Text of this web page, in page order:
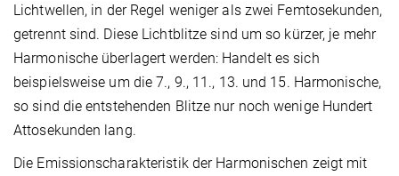
Lichtwellen, in der Regel weniger als zwei Femtosekunden,
getrennt sind. Diese Lichtblitze sind um so kürzer, je mehr
Harmonische überlagert werden: Handelt es sich
beispielsweise um die 7., 9., 11., 13. und 15. Harmonische,
so sind die entstehenden Blitze nur noch wenige Hundert
Attosekunden lang.
Die Emissionscharakteristik der Harmonischen zeigt mit